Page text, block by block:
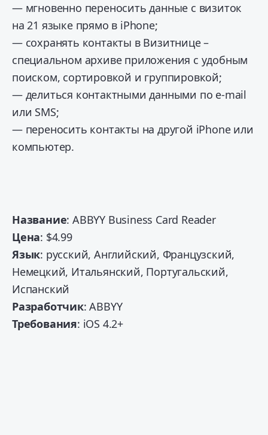
— мгновенно переносить данные с визиток
на 21 языке прямо в iPhone;
— сохранять контакты в Визитнице –
специальном архиве приложения с удобным
поиском, сортировкой и группировкой;
— делиться контактными данными по e-mail
или SMS;
— переносить контакты на другой iPhone или
компьютер.
Название: ABBYY Business Card Reader
Цена: $4.99
Язык: русский, Английский, Французский,
Hемецкий, Итальянский, Португальский,
Испанский
Разработчик: ABBYY
Требования: iOS 4.2+